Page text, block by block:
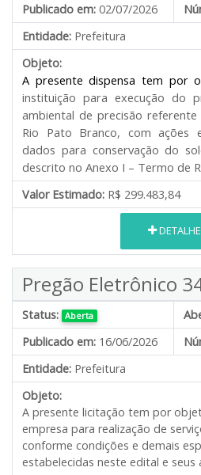
Publicado em: 02/07/2026
Entidade: Prefeitura
Objeto:
A presente dispensa tem por
instituição para execução do
ambiental de precisão
Rio Pato Branco, com ações
dados para conservação do
descrito no Anexo I – Termo de
Valor Estimado: R$ 299.483,84
Pregão Eletrônico
Status: Aberta
Publicado em: 16/06/2026
Entidade: Prefeitura
Objeto:
A presente licitação tem por
empresa para realização de
conforme condições e demais
estabelecidas neste edital e seus